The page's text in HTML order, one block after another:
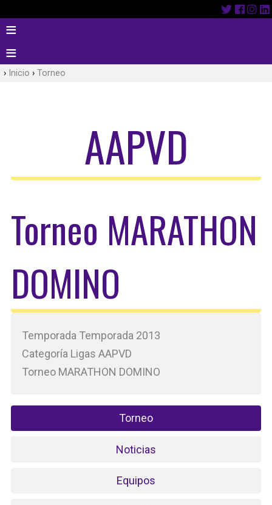
Inicio Torneo
AAPVD
Torneo MARATHON
DOMINO
Temporada Temporada 2013
Categoría Ligas AAPVD
Torneo MARATHON DOMINO
Torneo
Noticias
Equipos